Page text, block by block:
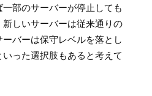
部のサーバーが停止しても
しいサーバーは従来通りの
バーは保守レベルを落とし
った選択肢もあると考えて